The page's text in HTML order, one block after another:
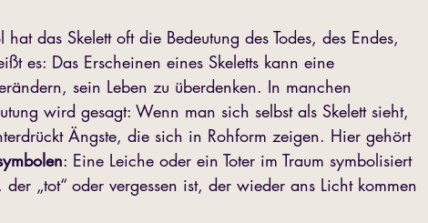
hat das Skelett oft die Bedeutung des Todes, des Endes,
es: Das Erscheinen eines Skeletts kann eine
sein Leben zu überdenken. In manchen
wird gesagt: Wenn man sich selbst als Skelett sieht,
Ängste, die sich in Rohform zeigen. Hier gehört
: Eine Leiche oder ein Toter im Traum symbolisiert
„tot“ oder vergessen ist, der wieder ans Licht kommen